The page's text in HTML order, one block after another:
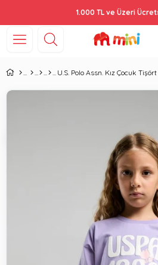
1.000 TL ve Üzeri
U.S. Polo Assn. Kız Çocuk